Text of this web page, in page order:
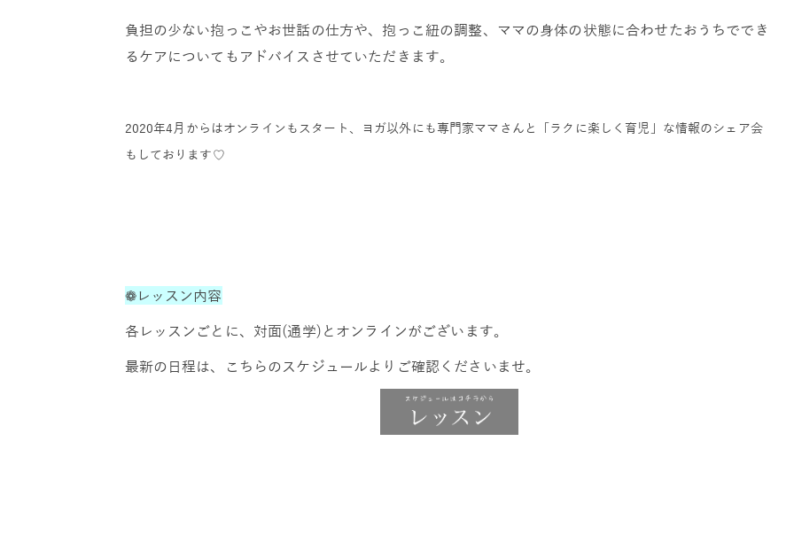
負担の少ない抱っこやお世話の仕方や、抱っこ紐の調整、ママの身体の状態に合わせたおうちででき
るケアについてもアドバイスさせていただきます。
2020年4月からはオンラインもスタート、ヨガ以外にも専門家ママさんと「ラクに楽しく育児」な情報のシェア会
もしております♡
❁レッスン内容
各レッスンごとに、対面(通学)とオンラインがございます。
最新の日程は、こちらのスケジュールよりご確認くださいませ。